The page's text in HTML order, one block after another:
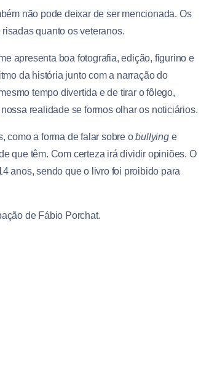
não pode deixar de ser mencionada. Os
quanto os veteranos.
apresenta boa fotografia, edição, figurino e
da história junto com a narração do
tempo divertida e de tirar o fôlego,
realidade se formos olhar os noticiários.
como a forma de falar sobre obullyinge
que têm. Com certeza irá dividir opiniões. O
anos, sendo que o livro foi proibido para
de Fábio Porchat.